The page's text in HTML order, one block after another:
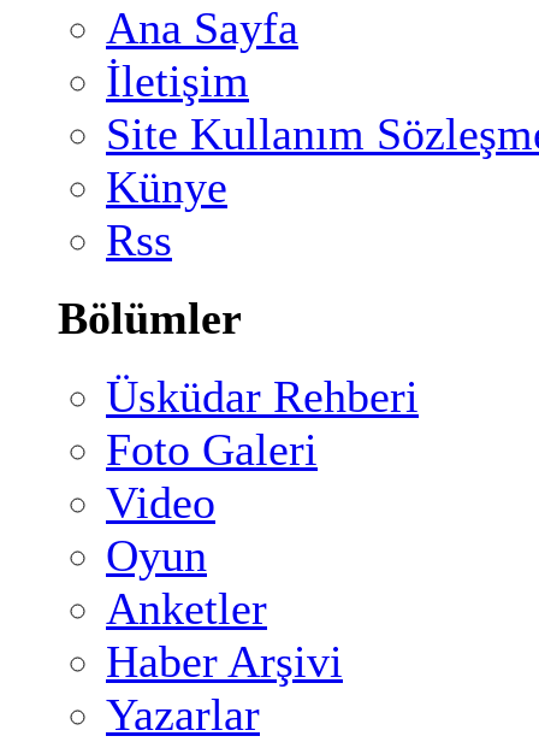
Ana Sayfa
İletişim
Site Kullanım
Künye
Rss
Bölümler
Üsküdar Rehberi
Foto Galeri
Video
Oyun
Anketler
Haber Arşivi
Yazarlar